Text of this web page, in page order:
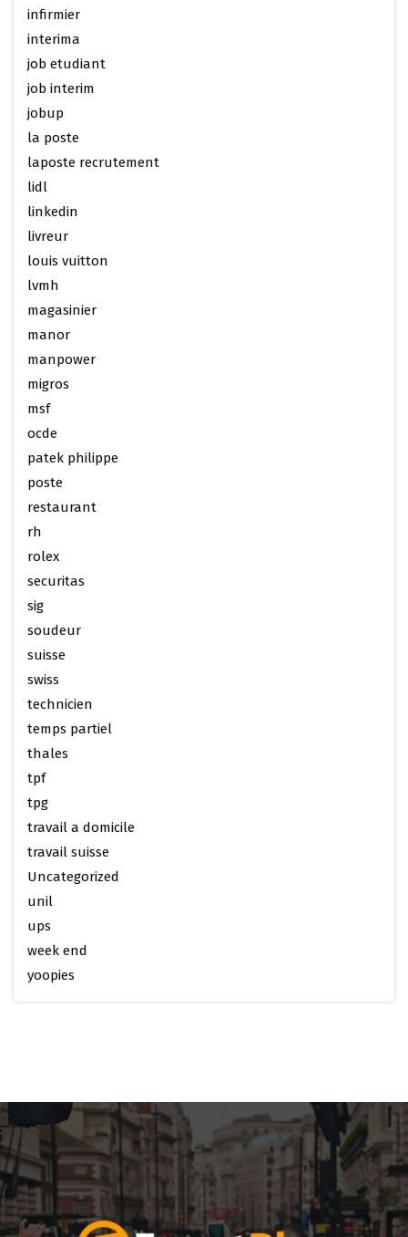
infirmier
interima
job etudiant
job interim
jobup
la poste
laposte recrutement
lidl
linkedin
livreur
louis vuitton
lvmh
magasinier
manor
manpower
migros
msf
ocde
patek philippe
poste
restaurant
rh
rolex
securitas
sig
soudeur
suisse
swiss
technicien
temps partiel
thales
tpf
tpg
travail a domicile
travail suisse
Uncategorized
unil
ups
week end
yoopies